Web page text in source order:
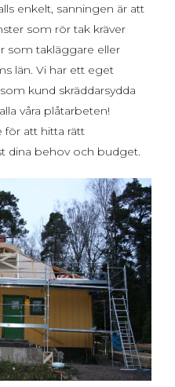
enkelt, sanningen är att
som rör tak kräver
som takläggare eller
län. Vi har ett eget
kund skräddarsydda
våra plåtarbeten!
för att hitta rätt
dina behov och budget.